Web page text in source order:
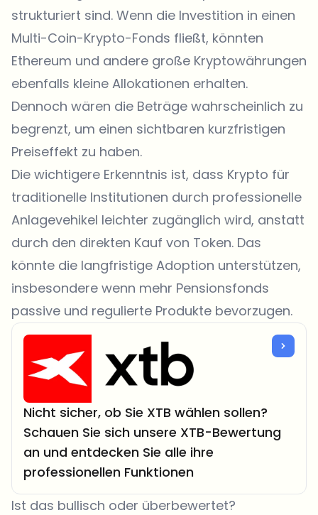
strukturiert sind. Wenn die Investition in einen
Multi-Coin-Krypto-Fonds fließt, könnten
Ethereum und andere große Kryptowährungen
ebenfalls kleine Allokationen erhalten.
Dennoch wären die Beträge wahrscheinlich zu
begrenzt, um einen sichtbaren kurzfristigen
Preiseffekt zu haben.
Die wichtigere Erkenntnis ist, dass Krypto für
traditionelle Institutionen durch professionelle
Anlagevehikel leichter zugänglich wird, anstatt
durch den direkten Kauf von Token. Das
könnte die langfristige Adoption unterstützen,
insbesondere wenn mehr Pensionsfonds
passive und regulierte Produkte bevorzugen.
Nicht sicher, ob Sie XTB wählen sollen?
Schauen Sie sich unsere XTB-Bewertung
an und entdecken Sie alle ihre
professionellen Funktionen
Ist das bullisch oder überbewertet?